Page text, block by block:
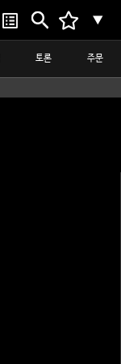
▼
토론 주문